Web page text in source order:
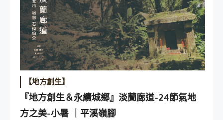
【地方創生】
『地方創生＆永續城鄉』淡蘭廊道-24節氣地
方之美-小暑 ｜平溪嶺腳